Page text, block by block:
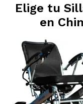
Elige tu
en